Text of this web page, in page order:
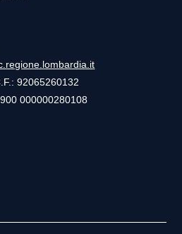
92065260132
000000280108